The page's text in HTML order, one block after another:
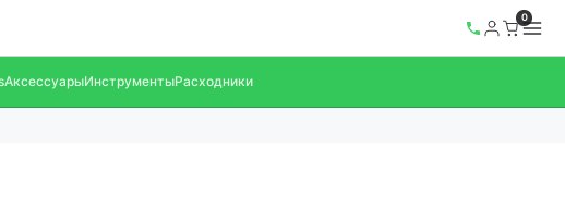
0
АксессуарыИнструментыРасходники